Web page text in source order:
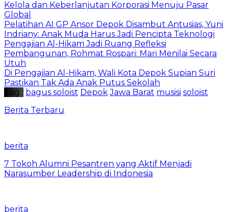
Kelola dan Keberlanjutan Korporasi Menuju Pasar
Global
Pelatihan AI GP Ansor Depok Disambut Antusias, Yuni
Indriany: Anak Muda Harus Jadi Pencipta Teknologi
Pengajian Al-Hikam Jadi Ruang Refleksi
Pembangunan, Rohmat Rospari: Mari Menilai Secara
Utuh
Di Pengajian Al-Hikam, Wali Kota Depok Supian Suri
Pastikan Tak Ada Anak Putus Sekolah
Tag : bagus soloist Depok Jawa Barat musisi soloist
Berita Terbaru
berita
7 Tokoh Alumni Pesantren yang Aktif Menjadi
Narasumber Leadership di Indonesia
berita